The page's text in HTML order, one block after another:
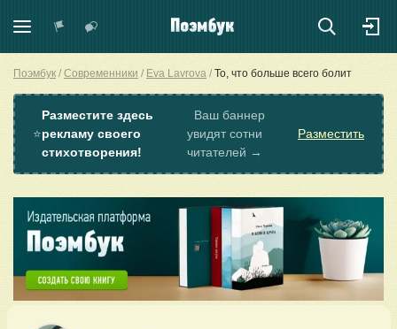
Поэмбук Современники Eva Lavrova То, что больше всего болит
⭐
Разместите здесь
рекламу своего
стихотворения!
Ваш баннер
увидят сотни
читателей →
Разместить